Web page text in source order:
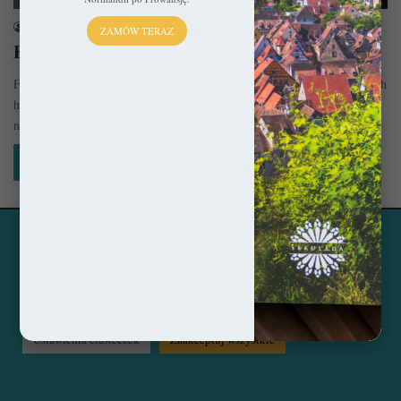
24 sierpnia 2023
Filadelfia – Miasto braterskiej miłości
Filadelfia to świetny wybór podróżniczy dla wszystkich zainteresowanych
historią Stanów Zjednoczonych. To tutaj bowiem miejsce miały
najważniejsze wydarzenia, które ukształtowały…
© Copyright 2014 - 2026, All Rights Reserved by sekulada.com
PinterestInstagram
Ta strona korzysta z ciasteczek, aby świadczyć usługi na
najwyższym poziomie. Klikając opcję "Zaakceptuj wszystkie"
zgadzasz się na użycie wszystkich ciasteczek. Możesz również
przejść do "Ustawień Ciasteczek", aby zgodzić się tylko na
Czytaj więcej...
Ustawienia ciasteczek Zaakceptuj wszystkie
ZAMÓW TERAZ